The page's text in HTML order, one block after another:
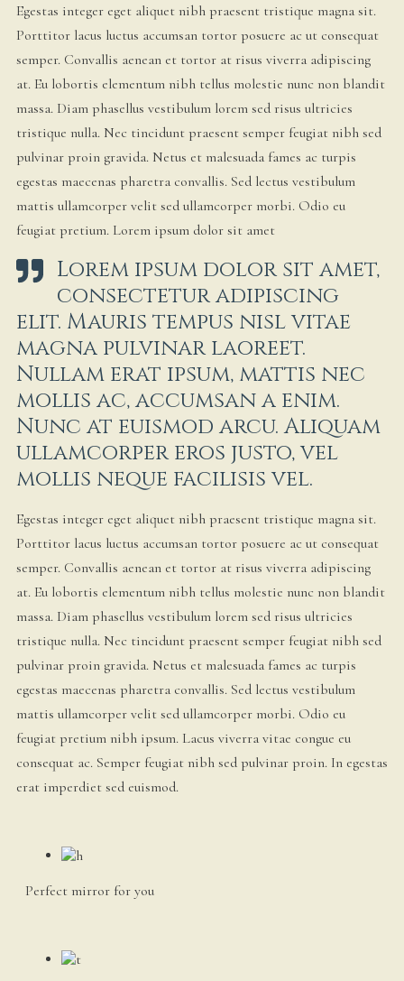
Egestas integer eget aliquet nibh praesent tristique magna sit.
Porttitor lacus luctus accumsan tortor posuere ac ut consequat
semper. Convallis aenean et tortor at risus viverra adipiscing
at. Eu lobortis elementum nibh tellus molestie nunc non blandit
massa. Diam phasellus vestibulum lorem sed risus ultricies
tristique nulla. Nec tincidunt praesent semper feugiat nibh sed
pulvinar proin gravida. Netus et malesuada fames ac turpis
egestas maecenas pharetra convallis. Sed lectus vestibulum
mattis ullamcorper velit sed ullamcorper morbi. Odio eu
feugiat pretium. Lorem ipsum dolor sit amet
Lorem ipsum dolor sit amet,
consectetur adipiscing
elit. Mauris tempus nisl vitae
magna pulvinar laoreet.
Nullam erat ipsum, mattis nec
mollis ac, accumsan a enim.
Nunc at euismod arcu. Aliquam
ullamcorper eros justo, vel
mollis neque facilisis vel.
Egestas integer eget aliquet nibh praesent tristique magna sit.
Porttitor lacus luctus accumsan tortor posuere ac ut consequat
semper. Convallis aenean et tortor at risus viverra adipiscing
at. Eu lobortis elementum nibh tellus molestie nunc non blandit
massa. Diam phasellus vestibulum lorem sed risus ultricies
tristique nulla. Nec tincidunt praesent semper feugiat nibh sed
pulvinar proin gravida. Netus et malesuada fames ac turpis
egestas maecenas pharetra convallis. Sed lectus vestibulum
mattis ullamcorper velit sed ullamcorper morbi. Odio eu
feugiat pretium nibh ipsum. Lacus viverra vitae congue eu
consequat ac. Semper feugiat nibh sed pulvinar proin. In egestas
erat imperdiet sed euismod.
Perfect mirror for you